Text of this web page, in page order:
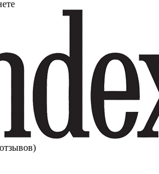
отзывов)